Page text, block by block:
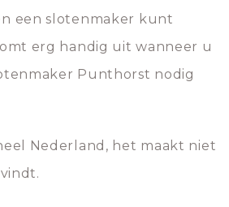
een slotenmaker kunt
erg handig uit wanneer u
Punthorst nodig
Nederland, het maakt niet